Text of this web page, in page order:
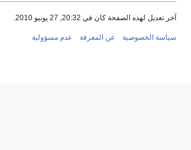
آخر تعديل لهذه الصفحة كان في 20:32, 27 يونيو 2010.
سياسة الخصوصية عن المعرفة عدم مسؤولية